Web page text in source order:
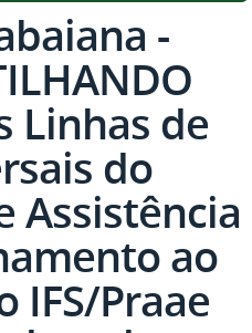
-
Linhas de
do
Assistência
ao
IFS/Praae